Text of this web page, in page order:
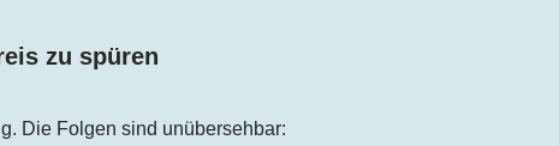
zu spüren
Die Folgen sind unübersehbar: